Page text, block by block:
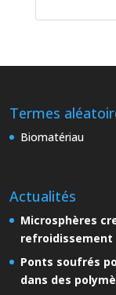
Termes
Biomatériau
Actualités
Microsphères
Ponts soufrés
dans des